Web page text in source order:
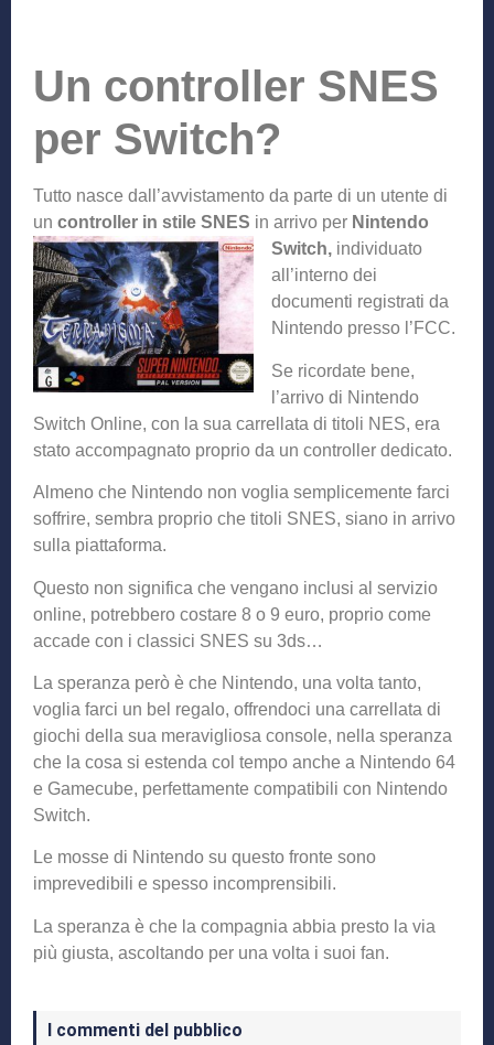
Un controller SNES
per Switch?
Tutto nasce dall’avvistamento da parte di un utente di
un controller in stile SNES in arrivo per Nintendo
Switch, individuato
all’interno dei
documenti registrati da
Nintendo presso l’FCC.
Se ricordate bene,
l’arrivo di Nintendo
Switch Online, con la sua carrellata di titoli NES, era
stato accompagnato proprio da un controller dedicato.
Almeno che Nintendo non voglia semplicemente farci
soffrire, sembra proprio che titoli SNES, siano in arrivo
sulla piattaforma.
Questo non significa che vengano inclusi al servizio
online, potrebbero costare 8 o 9 euro, proprio come
accade con i classici SNES su 3ds…
La speranza però è che Nintendo, una volta tanto,
voglia farci un bel regalo, offrendoci una carrellata di
giochi della sua meravigliosa console, nella speranza
che la cosa si estenda col tempo anche a Nintendo 64
e Gamecube, perfettamente compatibili con Nintendo
Switch.
Le mosse di Nintendo su questo fronte sono
imprevedibili e spesso incomprensibili.
La speranza è che la compagnia abbia presto la via
più giusta, ascoltando per una volta i suoi fan.
I commenti del pubblico